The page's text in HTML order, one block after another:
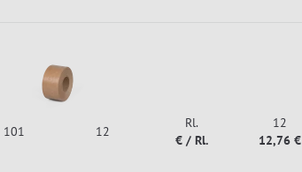
101 12
Rl.
€ / Rl.
12
12,76 €